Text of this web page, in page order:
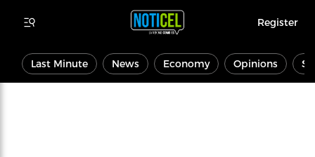
Register
Last Minute News Economy Opinions